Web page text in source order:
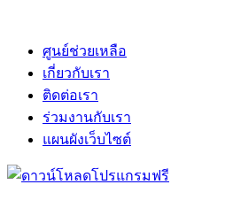
ศูนย์ช่วยเหลือ
เกี่ยวกับเรา
ติดต่อเรา
ร่วมงานกับเรา
แผนผังเว็บไซต์